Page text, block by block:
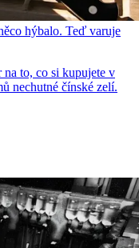
hýbalo. Teď varuje
na to, co si kupujete v
nechutné čínské zelí.